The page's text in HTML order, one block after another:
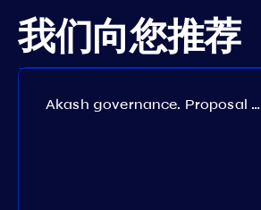
我们向您推荐
Akash governance. Proposal №308